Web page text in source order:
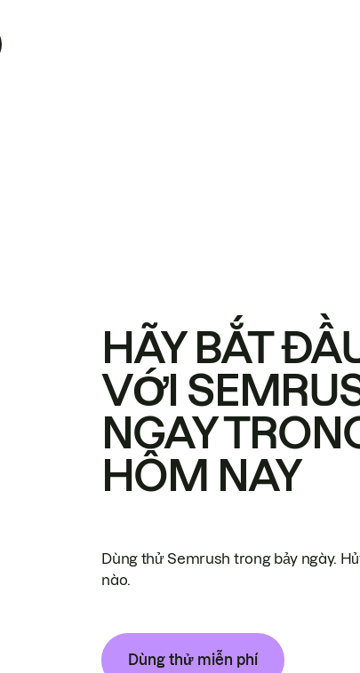
HÃY BẮT
VỚI
NGAY
HÔM NAY
Dùng thử Semrush trong bảy ngày.
nào.
Dùng thử miễn phí